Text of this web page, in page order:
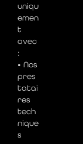
uniqu
emen
t
avec
:
• Nos
pres
tatai
res
tech
nique
s